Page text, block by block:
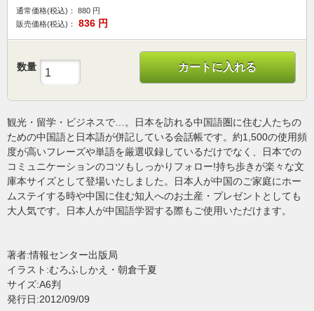
通常価格(税込)： 880 円
販売価格(税込)：
836 円
数量 カートに入れる
観光・留学・ビジネスで…。日本を訪れる中国語圏に住む人たちの
ための中国語と日本語が併記している会話帳です。約1,500の使用頻
度が高いフレーズや単語を厳選収録しているだけでなく、日本での
コミュニケーションのコツもしっかりフォロー!持ち歩きが楽々な文
庫本サイズとして登場いたしました。日本人が中国のご家庭にホー
ムステイする時や中国に住む知人へのお土産・プレゼントとしても
大人気です。日本人が中国語学習する際もご使用いただけます。
著者:情報センター出版局
イラスト:むろふしかえ・朝倉千夏
サイズ:A6判
発行日:2012/09/09